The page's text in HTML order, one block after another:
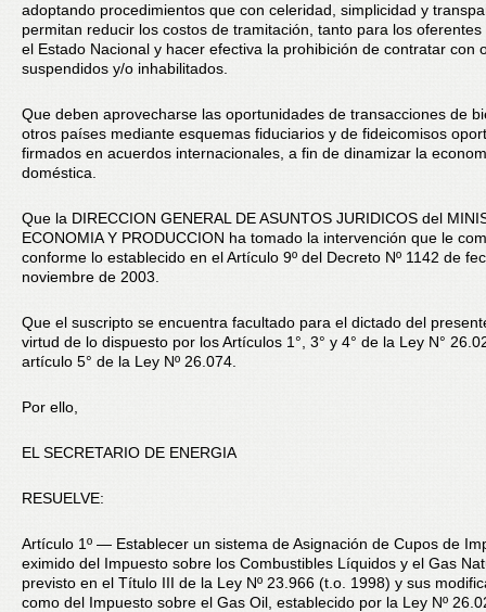
adoptando procedimientos que con celeridad, simplicidad y
permitan reducir los costos de tramitación, tanto para los
el Estado Nacional y hacer efectiva la prohibición de contratar con
suspendidos y/o inhabilitados.
Que deben aprovecharse las oportunidades de transacciones de
otros países mediante esquemas fiduciarios y de fideicomisos
firmados en acuerdos internacionales, a fin de dinamizar la
doméstica.
Que la DIRECCION GENERAL DE ASUNTOS JURIDICOS del
ECONOMIA Y PRODUCCION ha tomado la intervención que le
conforme lo establecido en el Artículo 9º del Decreto Nº 1142 de
noviembre de 2003.
Que el suscripto se encuentra facultado para el dictado del
virtud de lo dispuesto por los Artículos 1°, 3° y 4° de la Ley N°
artículo 5° de la Ley Nº 26.074.
Por ello,
EL SECRETARIO DE ENERGIA
RESUELVE:
Artículo 1º — Establecer un sistema de Asignación de Cupos de
eximido del Impuesto sobre los Combustibles Líquidos y el Gas
previsto en el Título III de la Ley Nº 23.966 (t.o. 1998) y sus
como del Impuesto sobre el Gas Oil, establecido por la Ley Nº